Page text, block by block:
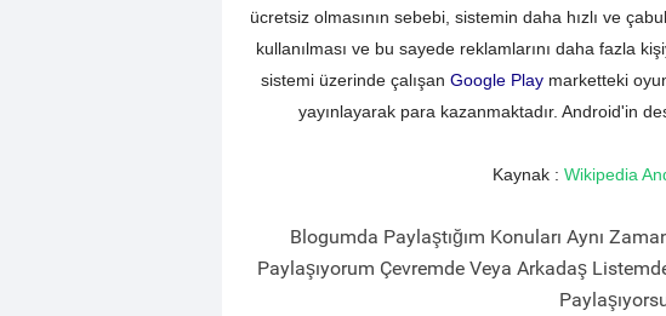
ücretsiz olmasının sebebi, sistemin daha hızlı ve
kullanılması ve bu sayede reklamlarını daha fazla
sistemi üzerinde çalışan Google Play marketteki
yayınlayarak para kazanmaktadır. Android'in
Kaynak : Wikipedia
Blogumda Paylaştığım Konuları Aynı
Paylaşıyorum Çevremde Veya Arkadaş